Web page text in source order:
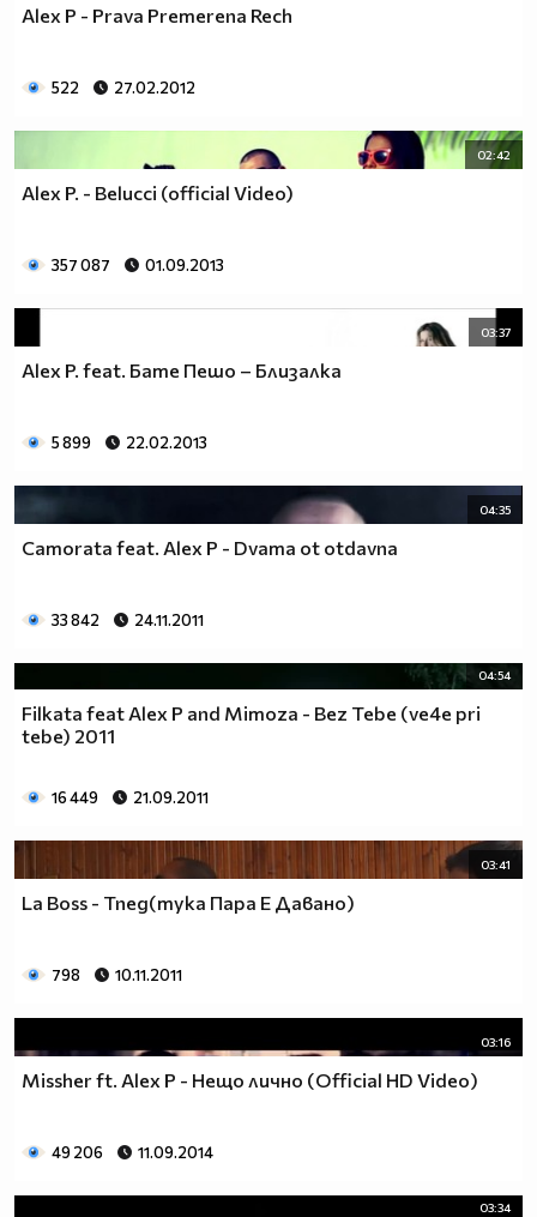
Alex P - Prava Premerena Rech
522 27.02.2012
02:42
Alex P. - Belucci (official Video)
357 087 01.09.2013
03:37
Alex P. feat. Бате Пешо – Близалка
5 899 22.02.2013
04:35
Camorata feat. Alex P - Dvama ot otdavna
33 842 24.11.2011
04:54
Filkata feat Alex P and Mimoza - Bez Tebe (ve4e pri
tebe) 2011
16 449 21.09.2011
03:41
La Boss - Тпед(тука Пара Е Давано)
798 10.11.2011
03:16
Missher ft. Alex P - Нещо лично (Official HD Video)
49 206 11.09.2014
03:34